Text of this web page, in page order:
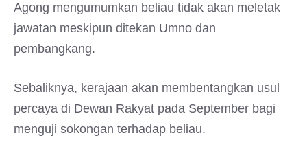
Agong mengumumkan beliau tidak akan meletak
jawatan meskipun ditekan Umno dan
pembangkang.
Sebaliknya, kerajaan akan membentangkan usul
percaya di Dewan Rakyat pada September bagi
menguji sokongan terhadap beliau.